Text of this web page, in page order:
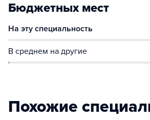
Бюджетных мест
На эту специальность
В среднем на другие
Похожие